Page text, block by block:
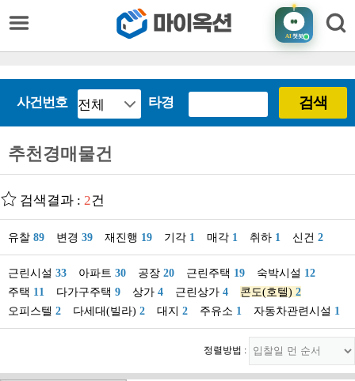
AI챗봇
사건번호 타경 검색
추천경매물건
검색결과 : 2건
유찰 89 변경 39 재진행 19 기각 1 매각 1 취하 1 신건 2
근린시설 33 아파트 30 공장 20 근린주택 19 숙박시설 12
주택 11 다가구주택 9 상가 4 근린상가 4 콘도(호텔) 2
오피스텔 2 다세대(빌라) 2 대지 2 주유소 1 자동차관련시설 1
정렬방법 :